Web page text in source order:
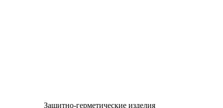
Защитно-герметические изделия